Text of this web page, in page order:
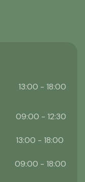
13:00 - 18:00
09:00 - 12:30
13:00 - 18:00
09:00 - 18:00